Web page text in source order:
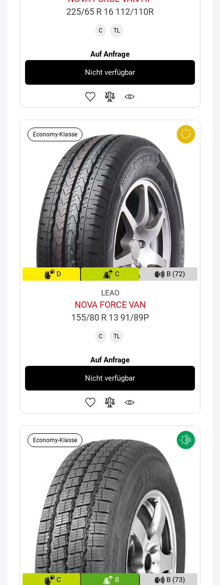
225/65 R 16 112/110R
C TL
Auf Anfrage
Nicht verfügbar
Economy-Klasse
D C B (72)
LEAO
NOVA FORCE VAN
155/80 R 13 91/89P
C TL
Auf Anfrage
Nicht verfügbar
Economy-Klasse
C B B (73)